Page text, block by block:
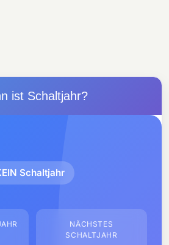
ist Schaltjahr?
Schaltjahr
NÄCHSTES
SCHALTJAHR